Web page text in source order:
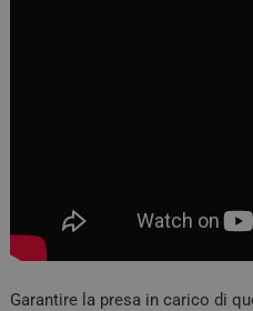
Garantire la presa in carico di